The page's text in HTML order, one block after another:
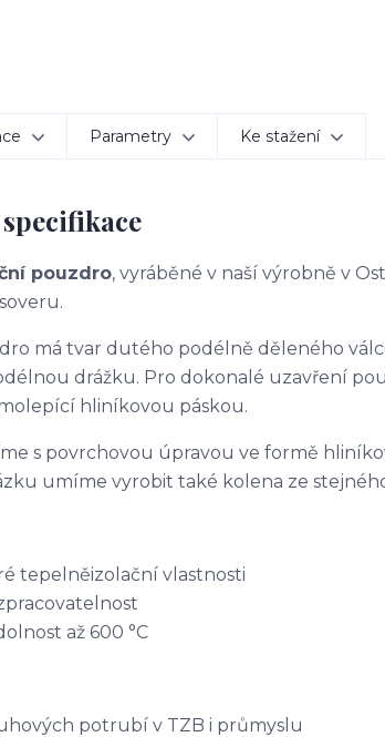
Parametry Ke stažení
pouzdro, vyráběné v naší výrobně v
má tvar dutého podélně děleného
drážku. Pro dokonalé uzavření
hliníkovou páskou.
s povrchovou úpravou ve formě
umíme vyrobit také kolena ze
tepelněizolační vlastnosti
až 600 °C
potrubí v TZB i průmyslu